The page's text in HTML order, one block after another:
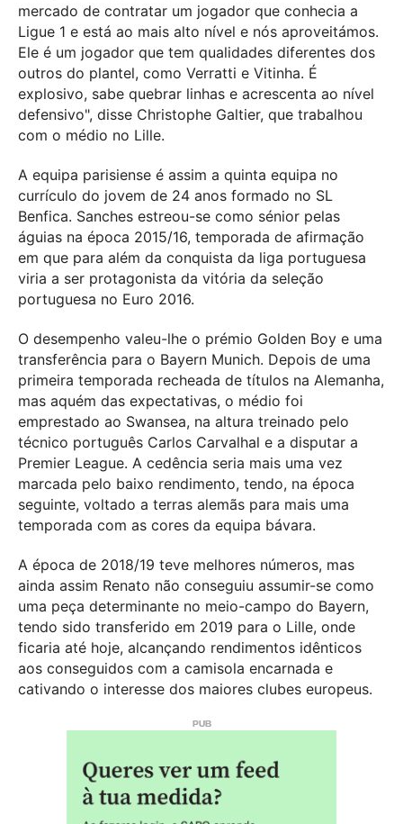
mercado de contratar um jogador que conhecia a
Ligue 1 e está ao mais alto nível e nós aproveitámos.
Ele é um jogador que tem qualidades diferentes dos
outros do plantel, como Verratti e Vitinha. É
explosivo, sabe quebrar linhas e acrescenta ao nível
defensivo", disse Christophe Galtier, que trabalhou
com o médio no Lille.
A equipa parisiense é assim a quinta equipa no
currículo do jovem de 24 anos formado no SL
Benfica. Sanches estreou-se como sénior pelas
águias na época 2015/16, temporada de afirmação
em que para além da conquista da liga portuguesa
viria a ser protagonista da vitória da seleção
portuguesa no Euro 2016.
O desempenho valeu-lhe o prémio Golden Boy e uma
transferência para o Bayern Munich. Depois de uma
primeira temporada recheada de títulos na Alemanha,
mas aquém das expectativas, o médio foi
emprestado ao Swansea, na altura treinado pelo
técnico português Carlos Carvalhal e a disputar a
Premier League. A cedência seria mais uma vez
marcada pelo baixo rendimento, tendo, na época
seguinte, voltado a terras alemãs para mais uma
temporada com as cores da equipa bávara.
A época de 2018/19 teve melhores números, mas
ainda assim Renato não conseguiu assumir-se como
uma peça determinante no meio-campo do Bayern,
tendo sido transferido em 2019 para o Lille, onde
ficaria até hoje, alcançando rendimentos idênticos
aos conseguidos com a camisola encarnada e
cativando o interesse dos maiores clubes europeus.